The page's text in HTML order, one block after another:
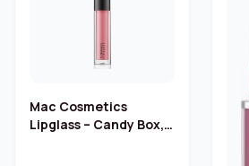
Mac Cosmetics
Lipglass – Candy Box,